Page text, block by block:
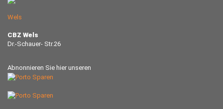
Wels
CBZ Wels
Dr.-Schauer- Str.26
Abnonnieren Sie hier unseren